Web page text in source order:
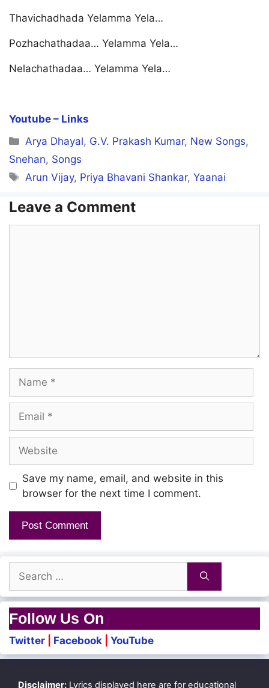
Thavichadhada Yelamma Yela…
Pozhachathadaa… Yelamma Yela…
Nelachathadaa… Yelamma Yela…
Youtube – Links
Categories
Arya Dhayal, G.V. Prakash Kumar, New Songs,
Snehan, Songs
Tags
Arun Vijay, Priya Bhavani Shankar,Yaanai
Leave a Comment
Save my name, email, and website in this
browser for the next time I comment.
for:
Follow Us On
Twitter Facebook YouTube
Disclaimer: Lyrics displayed here are for educational